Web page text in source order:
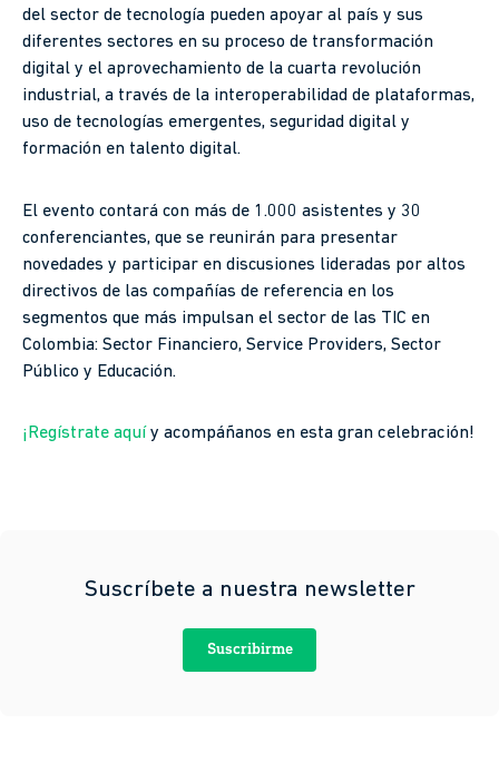
del sector de tecnología pueden apoyar al país y sus
diferentes sectores en su proceso de transformación
digital y el aprovechamiento de la cuarta revolución
industrial, a través de la interoperabilidad de plataformas,
uso de tecnologías emergentes, seguridad digital y
formación en talento digital.
El evento contará con más de 1.000 asistentes y 30
conferenciantes, que se reunirán para presentar
novedades y participar en discusiones lideradas por altos
directivos de las compañías de referencia en los
segmentos que más impulsan el sector de las TIC en
Colombia: Sector Financiero, Service Providers, Sector
Público y Educación.
¡Regístrate aquí y acompáñanos en esta gran celebración!
Suscríbete a nuestra newsletter
Suscribirme